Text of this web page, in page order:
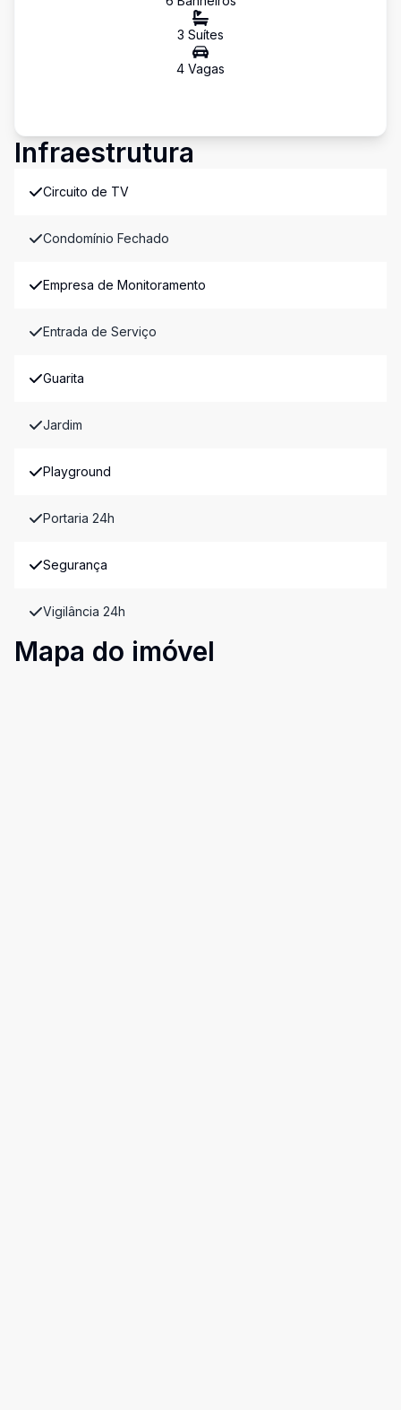
3 Suítes
4 Vagas
Infraestrutura
Circuito de TV
Condomínio Fechado
Empresa de Monitoramento
Entrada de Serviço
Guarita
Jardim
Playground
Portaria 24h
Segurança
Vigilância 24h
Mapa do imóvel